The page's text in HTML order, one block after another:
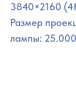
3840×2160
Размер
лампы: